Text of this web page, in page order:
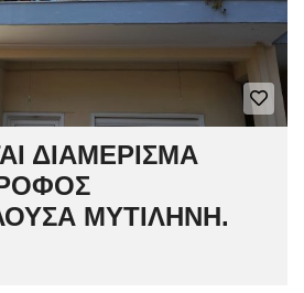
ΔΙΑΜΕΡΙΣΜΑ
ΜΥΤΙΛΗΝΗ.